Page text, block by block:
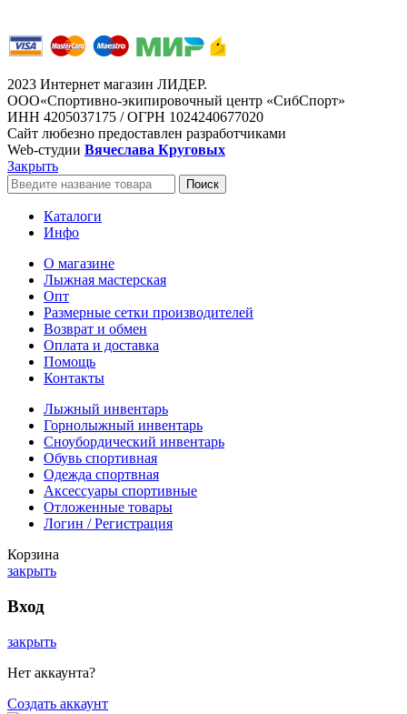
2023 Интернет магазин ЛИДЕР.
ООО«Спортивно-экипировочный центр «СибСпорт»
ИНН 4205037175 / ОГРН 1024240677020
Сайт любезно предоставлен разработчиками
Web-студии Вячеслава Круговых
Закрыть
Поиск
Каталоги
Инфо
О магазине
Лыжная мастерская
Опт
Размерные сетки производителей
Возврат и обмен
Оплата и доставка
Помощь
Контакты
Лыжный инвентарь
Горнолыжный инвентарь
Сноубордический инвентарь
Обувь спортивная
Одежда спортвная
Аксессуары спортивные
Отложенные товары
Логин / Регистрация
Корзина
закрыть
Вход
закрыть
Нет аккаунта?
Создать аккаунт